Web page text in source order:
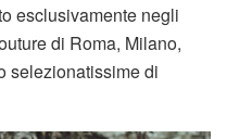
esclusivamente negli
di Roma, Milano,
selezionatissime di